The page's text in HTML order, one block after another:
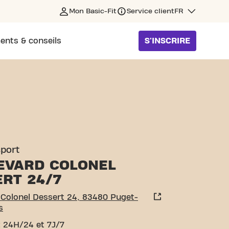
Mon Basic-Fit Service client FR
& conseils S'INSCRIRE
24 PUGET-SUR-ARGENS
COLONEL
24/7
Dessert 24, 83480 Puget-
24H/24 et 7J/7